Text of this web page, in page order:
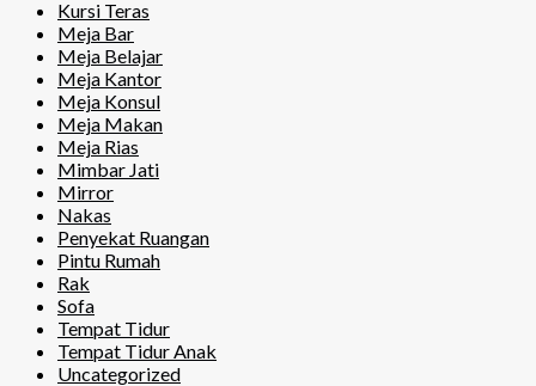
Kursi Teras
Meja Bar
Meja Belajar
Meja Kantor
Meja Konsul
Meja Makan
Meja Rias
Mimbar Jati
Mirror
Nakas
Penyekat Ruangan
Pintu Rumah
Rak
Sofa
Tempat Tidur
Tempat Tidur Anak
Uncategorized